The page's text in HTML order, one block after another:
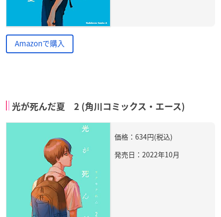
Amazonで購入
光が死んだ夏 2 (角川コミックス・エース)
価格：634円(税込)
発売日：2022年10月